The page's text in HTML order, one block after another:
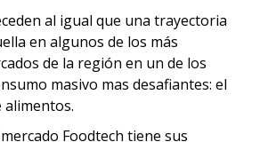
al igual que una trayectoria
en algunos de los más
de la región en un de los
masivo mas desafiantes: el
alimentos.
Foodtech tiene sus